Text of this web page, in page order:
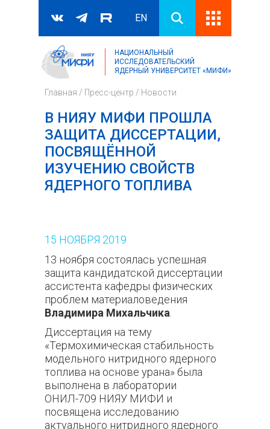
Форма поиска
Поиск
EN
НАЦИОНАЛЬНЫЙ
ИССЛЕДОВАТЕЛЬСКИЙ
ЯДЕРНЫЙ УНИВЕРСИТЕТ «МИФИ»
Главная / Пресс-центр / Новости
В НИЯУ МИФИ ПРОШЛА
ЗАЩИТА ДИССЕРТАЦИИ,
ПОСВЯЩЁННОЙ
ИЗУЧЕНИЮ СВОЙСТВ
ЯДЕРНОГО ТОПЛИВА
15 НОЯБРЯ 2019
13 ноября состоялась успешная
защита кандидатской диссертации
ассистента кафедры физических
проблем материаловедения
Владимира Михальчика
Диссертация на тему
«Термохимическая стабильность
модельного нитридного ядерного
топлива на основе урана» была
выполнена в лаборатории
ОНИЛ-709 НИЯУ МИФИ и
посвящена исследованию
актуального нитридного ядерного